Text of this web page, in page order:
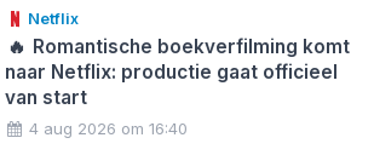
Netflix
🔥 Romantische boekverfilming komt
naar Netflix: productie gaat officieel
van start
4 aug 2026 om 16:40